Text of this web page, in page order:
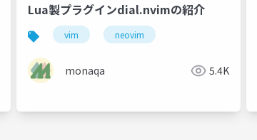
Lua製プラグインdial.nvimの紹介
vim neovim
monaqa 5.4K